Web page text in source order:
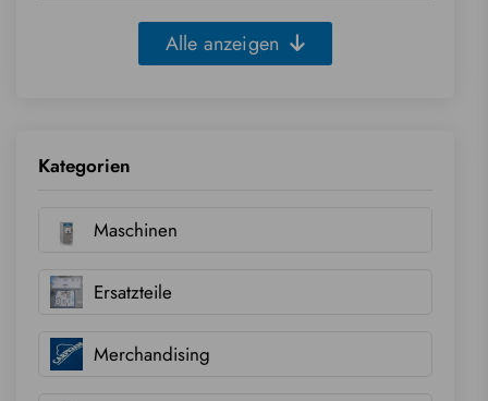
Alle anzeigen
Kategorien
Maschinen
Ersatzteile
Merchandising